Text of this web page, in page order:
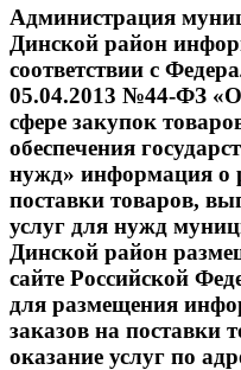
Администрация
Динской район
соответствии с
05.04.2013 №44-ФЗ «О
сфере закупок
обеспечения
нужд» информация о
поставки товаров,
услуг для нужд
Динской район
сайте Российской
для размещения
заказов на поставки
оказание услуг по